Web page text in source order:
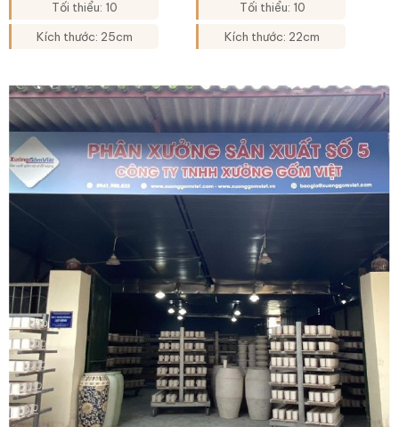
Tối thiểu: 10
Kích thước: 25cm
Tối thiểu: 10
Kích thước: 22cm